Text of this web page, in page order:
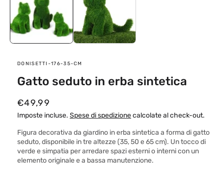
SKU:
DONISETTI-176-35-CM
Gatto seduto in erba sintetica
P
r
e
z
z
€49,99
Imposte incluse. Spese di spedizionecalcolate al check-out.
Figura decorativa da giardino in erba sintetica a forma di gatto
seduto, disponibile in tre altezze (35, 50 e 65 cm). Un tocco di
verde e simpatia per arredare spazi esterni o interni con un
elemento originale e a bassa manutenzione.